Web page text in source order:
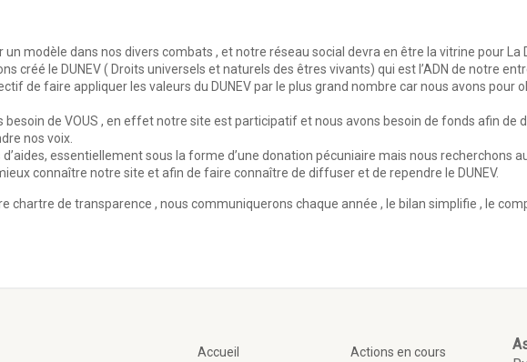
un modèle dans nos divers combats , et notre réseau social devra en être la vitrine pour La
créé le DUNEV ( Droits universels et naturels des êtres vivants) qui est l’ADN de notre
de faire appliquer les valeurs du DUNEV par le plus grand nombre car nous avons
besoin de VOUS , en effet notre site est participatif et nous avons besoin de fonds afin de
nos voix.
d’aides, essentiellement sous la forme d’une donation pécuniaire mais nous recherchons
connaître notre site et afin de faire connaître de diffuser et de rependre le DUNEV.
chartre de transparence , nous communiquerons chaque année , le bilan simplifie , le
Accueil Actions en cours